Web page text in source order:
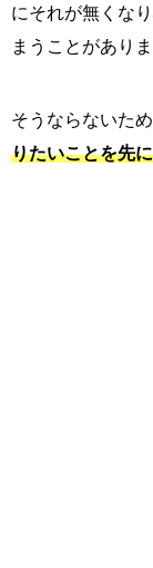
にそれが無くな
まうことがありま
そうならないた
りたいことを先